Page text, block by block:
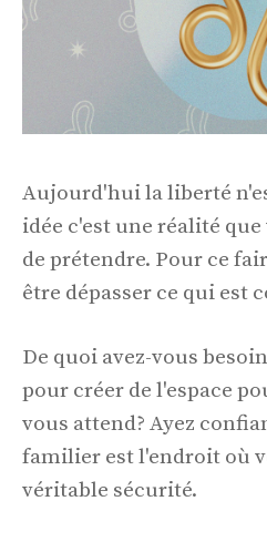
Aujourd'hui la liberté
idée c'est une réalité
de prétendre. Pour ce
être dépasser ce qui est
De quoi avez-vous
pour créer de l'espace
vous attend? Ayez
familier est l'endroit où
véritable sécurité.